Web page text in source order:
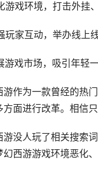
游戏环境，打击外挂
玩家互动，举办线上
游戏市场，吸引年轻一
游作为一款曾经的热
方面进行改革。相信
游没人玩了相关搜索
幻西游游戏环境恶化